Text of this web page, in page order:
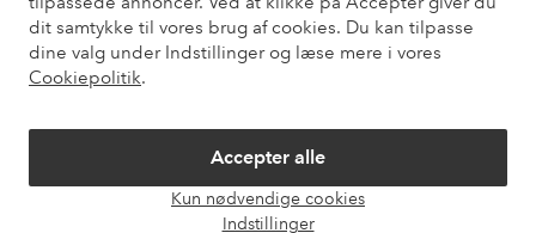
dit samtykke til vores brug af cookies. Du kan tilpasse
dine valg under Indstillinger og læse mere i vores
Cookiepolitik.
Accepter alle
Kun nødvendige cookies
Indstillinger
Mine sider
Om Ellos